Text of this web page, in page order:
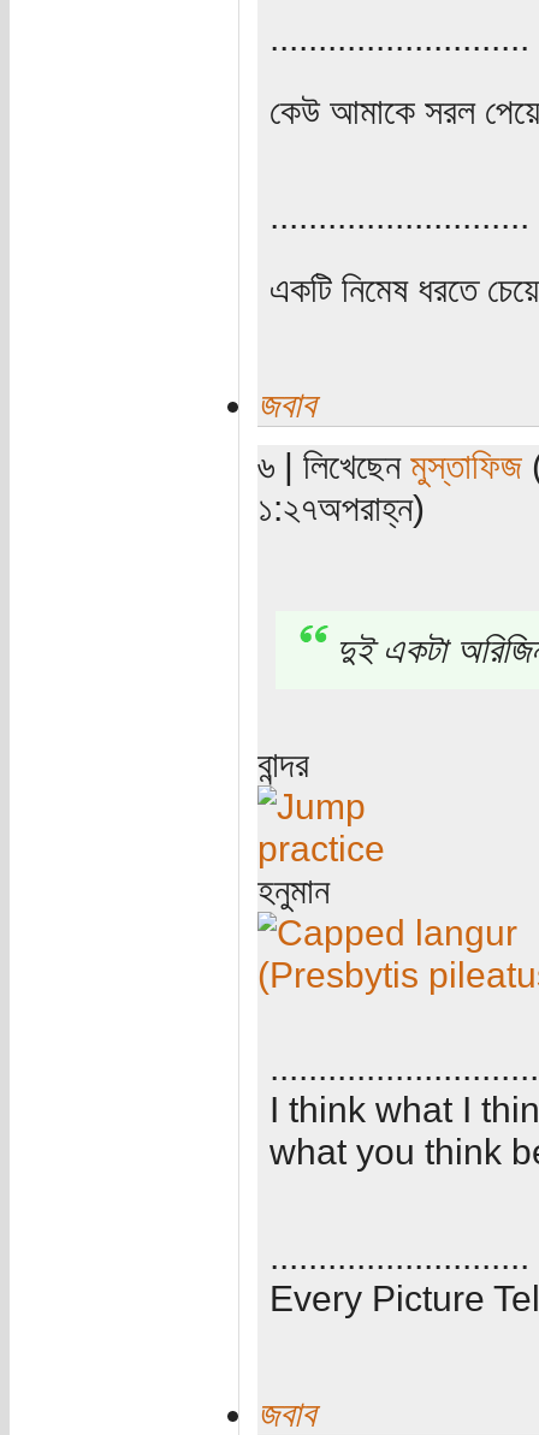
...........................
কেউ আমাকে সরল পেয়ে
...........................
একটি নিমেষ ধরতে
জবাব
৬ | লিখেছেন মুস্তাফিজ
১:২৭অপরাহ্ন)
দুই একটা
বান্দর
হনুমান
I think what I
what you think
...........................
Every Picture
জবাব